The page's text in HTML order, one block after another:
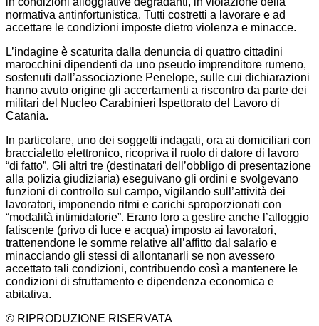
normativa antinfortunistica. Tutti costretti a lavorare e ad
accettare le condizioni imposte dietro violenza e minacce.
L’indagine è scaturita dalla denuncia di quattro cittadini
marocchini dipendenti da uno pseudo imprenditore rumeno,
sostenuti dall’associazione Penelope, sulle cui dichiarazioni
hanno avuto origine gli accertamenti a riscontro da parte dei
militari del Nucleo Carabinieri Ispettorato del Lavoro di
Catania.
In particolare, uno dei soggetti indagati, ora ai domiciliari con
braccialetto elettronico, ricopriva il ruolo di datore di lavoro
“di fatto”. Gli altri tre (destinatari dell’obbligo di presentazione
alla polizia giudiziaria) eseguivano gli ordini e svolgevano
funzioni di controllo sul campo, vigilando sull’attività dei
lavoratori, imponendo ritmi e carichi sproporzionati con
“modalità intimidatorie”. Erano loro a gestire anche l’alloggio
fatiscente (privo di luce e acqua) imposto ai lavoratori,
trattenendone le somme relative all’affitto dal salario e
minacciando gli stessi di allontanarli se non avessero
accettato tali condizioni, contribuendo così a mantenere le
condizioni di sfruttamento e dipendenza economica e
abitativa.
© RIPRODUZIONE RISERVATA